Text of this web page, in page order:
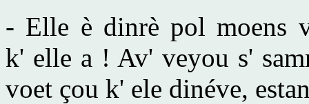
- Elle è dinrè pol moens
k' elle a ! Av' veyou s'
voet çou k' ele dinéve,